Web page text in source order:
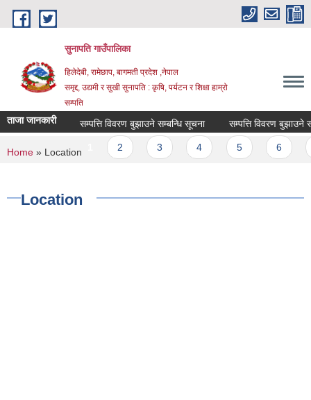
Skip to main content
सुनापति गाउँपालिका
हिलेदेबी, रामेछाप, बागमती प्रदेश ,नेपाल
समृद्द, उद्यमी र सुखी सुनापति : कृषि, पर्यटन र शिक्षा हाम्रो
सम्पति
ताजा जानकारी सम्पत्ति विवरण बुझाउने सम्बन्धि सूचना सम्पत्ति विवरण बुझाउने
Pages
You are here
Home » Location
Location